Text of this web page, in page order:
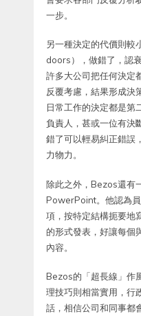
一步。
另一種決定的代價則
doors），做錯了，認
許多大公司把任何決定
反覆考慮，結果形成決
日常工作的決定都是第
負責人，甚或一位有決
錯了可以輕易糾正錯誤
力物力。
除此之外，Bezos還有
PowerPoint。他認為
項，按特定結構扼要地
的形式發表，好讓每個
內容。
Bezos的「超長線」作
理技巧則相當實用，行
話，相信公司和同事都